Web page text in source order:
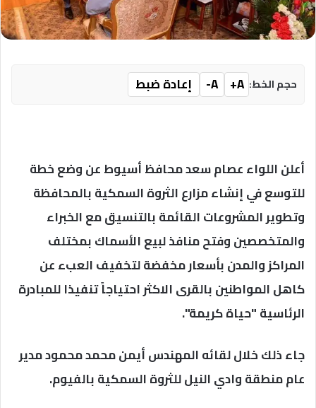
حجم الخط: A+
A- إعادة ضبط
أعلن اللواء عصام سعد محافظ أسيوط عن وضع خطة
للتوسع في إنشاء مزارع الثروة السمكية بالمحافظة
وتطوير المشروعات القائمة بالتنسيق مع الخبراء
والمتخصصين وفتح منافذ لبيع الأسماك بمختلف
المراكز والمدن بأسعار مخفضة لتخفيف العبء عن
كاهل المواطنين بالقرى الاكثر احتياجاً تنفيذا للمبادرة
الرئاسية "حياة كريمة".
جاء ذلك خلال لقائه المهندس أيمن محمد محمود مدير
عام منطقة وادي النيل للثروة السمكية بالفيوم.